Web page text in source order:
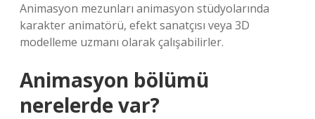
Animasyon mezunları animasyon stüdyolarında
karakter animatörü, efekt sanatçısı veya 3D
modelleme uzmanı olarak çalışabilirler.
Animasyon bölümü
nerelerde var?